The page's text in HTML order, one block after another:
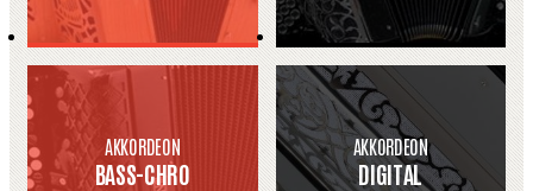
AKKORDEON
BASS-CHRO
AKKORDEON
DIGITAL